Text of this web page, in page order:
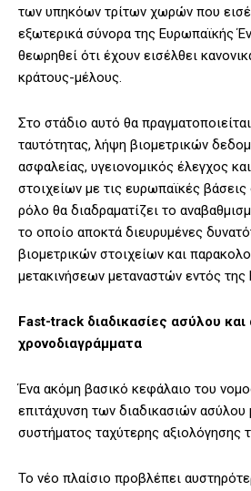
των υπηκόων τρίτων χωρών που
εξωτερικά σύνορα της Ευρωπαϊκής
θεωρηθεί ότι έχουν εισέλθει
κράτους-μέλους.
Στο στάδιο αυτό θα
ταυτότητας, λήψη βιομετρικών
ασφαλείας, υγειονομικός έλεγχος
στοιχείων με τις ευρωπαϊκές
ρόλο θα διαδραματίζει το
το οποίο αποκτά διευρυμένες
βιομετρικών στοιχείων και
μετακινήσεων μεταναστών εντός
Fast-track διαδικασίες ασύλου
χρονοδιαγράμματα
Ένα ακόμη βασικό κεφάλαιο του
επιτάχυνση των διαδικασιών
συστήματος ταχύτερης αξιολόγησης
Το νέο πλαίσιο προβλέπει